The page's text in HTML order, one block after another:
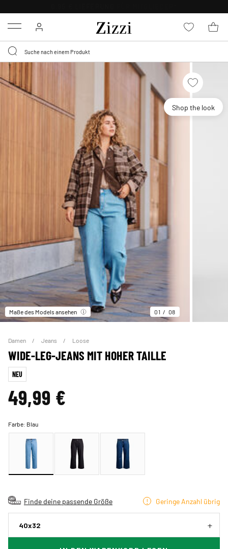
Menu
Shop the look
Maße des Models ansehen 01 08
Damen Jeans Loose
WIDE-LEG-JEANS MIT HOHER TAILLE
NEU
49,99 €
Farbe: Blau
Finde deine passende Größe Geringe Anzahl übrig
40x32